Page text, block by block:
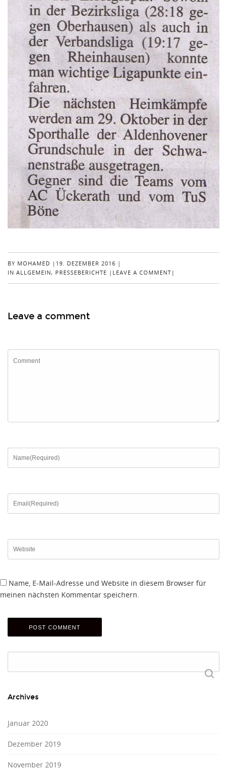
BY MOHAMED | 19. DEZEMBER 2016 |
IN ALLGEMEIN, PRESSEBERICHTE | LEAVE A COMMENT |
Leave a comment
Name, E-Mail-Adresse und Website in diesem Browser für
meinen nächsten Kommentar speichern.
Archives
Januar 2020
Dezember 2019
November 2019